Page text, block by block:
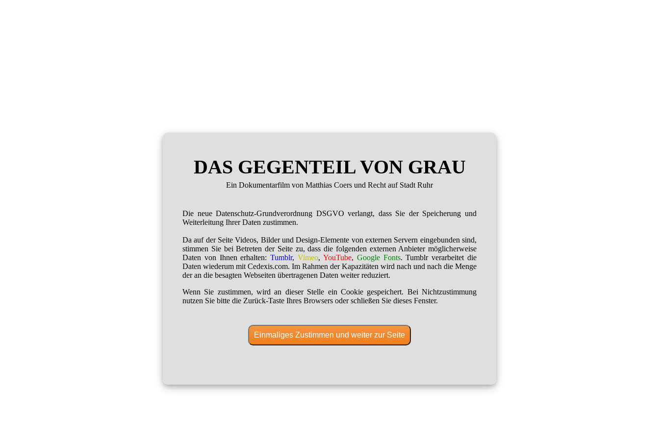
DAS GEGENTEIL VON GRAU
Ein Dokumentarfilm von Matthias Coers und Recht auf Stadt Ruhr
Die neue Datenschutz-Grundverordnung DSGVO verlangt, dass Sie der Speicherung und
Weiterleitung Ihrer Daten zustimmen.
Da auf der Seite Videos, Bilder und Design-Elemente von externen Servern eingebunden sind,
stimmen Sie bei Betreten der Seite zu, dass die folgenden externen Anbieter möglicherweise
Daten von Ihnen erhalten:Tumblr,Vimeo, YouTube, Google Fonts. Tumblr verarbeitet die
Daten wiederum mit Cedexis.com. Im Rahmen der Kapazitäten wird nach und nach die Menge
der an die besagten Webseiten übertragenen Daten weiter reduziert.
Wenn Sie zustimmen, wird an dieser Stelle ein Cookie gespeichert. Bei Nichtzustimmung
nutzen Sie bitte die Zurück-Taste Ihres Browsers oder schließen Sie dieses Fenster.
Einmaliges Zustimmen und weiter zur Seite